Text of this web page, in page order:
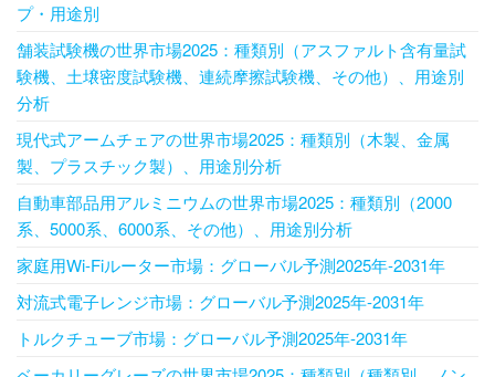
プ・用途別
舗装試験機の世界市場2025：種類別（アスファルト含有量試
験機、土壌密度試験機、連続摩擦試験機、その他）、用途別
分析
現代式アームチェアの世界市場2025：種類別（木製、金属
製、プラスチック製）、用途別分析
自動車部品用アルミニウムの世界市場2025：種類別（2000
系、5000系、6000系、その他）、用途別分析
家庭用Wi-Fiルーター市場：グローバル予測2025年-2031年
対流式電子レンジ市場：グローバル予測2025年-2031年
トルクチューブ市場：グローバル予測2025年-2031年